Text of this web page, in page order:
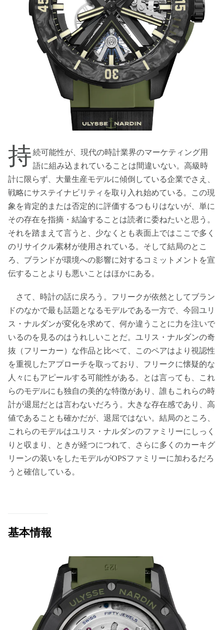
持続可能性が、現代の時計業界のマーケティング用
語に組み込まれていることは間違いない。高級時
計に限らず、大量生産モデルに傾倒している企業でさえ、
戦略にサステイナビリティを取り入れ始めている。この現
象を肯定的または否定的に評価するつもりはないが、単に
その存在を指摘・結論することは読者に委ねたいと思う。
それを踏まえて言うと、少なくとも表面上ではここで多く
のリサイクル素材が使用されている。そして結局のとこ
ろ、ブランドが環境への影響に対するコミットメントを宣
伝することよりも悪いことはほかにある。
さて、時計の話に戻ろう。フリークが依然としてブラン
ドのなかで最も話題となるモデルである一方で、今回ユリ
ス・ナルダンが変化を求めて、何か違うことに力を注いで
いるのを見るのはうれしいことだ。ユリス・ナルダンの奇
抜（フリーカー）な作品と比べて、このペアはより視認性
を重視したアプローチを取っており、フリークに懐疑的な
人々にもアピールする可能性がある。とは言っても、これ
らのモデルにも独自の美的な特徴があり、誰もこれらの時
計が退屈だとは言わないだろう。大きな存在感であり、高
値であることも確かだが、退屈ではない。結局のところ、
これらのモデルはユリス・ナルダンのファミリーにしっく
りと収まり、ときが経つにつれて、さらに多くのカーキグ
リーンの装いをしたモデルがOPSファミリーに加わるだろ
うと確信している。
基本情報